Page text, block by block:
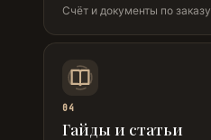
Счёт и документы по заказу
04
Гайды и статьи